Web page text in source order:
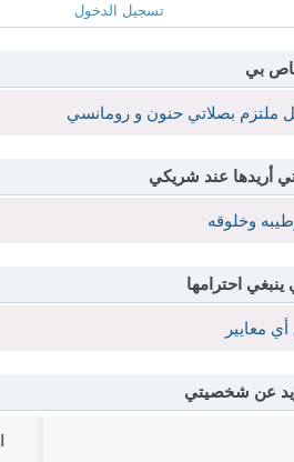
تسجيل الدخول
بي
ملتزم بصلاتي حنون و رومانسي
أريدها عند شريكي
وخلوقه
ينبغي احترامها
معايير
عن شخصيتي